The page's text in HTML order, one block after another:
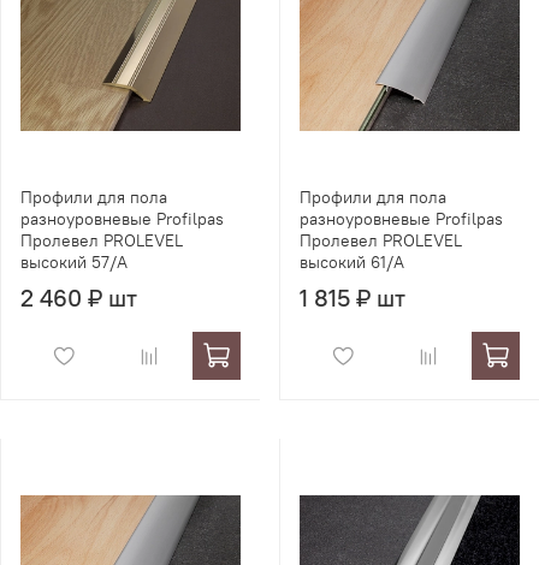
Профили для пола
разноуровневые Profilpas
Пролевел PROLEVEL
высокий 57/A
2 460 ₽ шт
Профили для пола
разноуровневые Profilpas
Пролевел PROLEVEL
высокий 61/A
1 815 ₽ шт